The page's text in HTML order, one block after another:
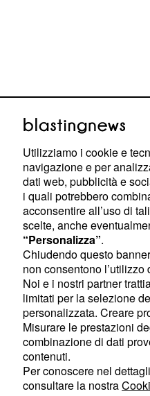
Certo si sapeva della sua
malore sul palco nel 2004,
totalmente ripreso: aveva
Broadwaya New York con
occasione del suo
uscito il suo ennesimo
Bowie sarà ricordato da
la gente di tutto il mondo a
liberando non solo
chi è diverso per carattere
Amici omaggia
Utilizziamo i cookie e
navigazione e per
dati web, pubblicità e
i quali potrebbero
acconsentire all’uso di
scelte, anche
“Personalizza”.
Chiudendo questo
non consentono
Noi e i nostri partner
limitati per la selezione
personalizzata. Creare
Misurare le prestazioni
combinazione di dati
contenuti.
Per conoscere nel
consultare la nostra